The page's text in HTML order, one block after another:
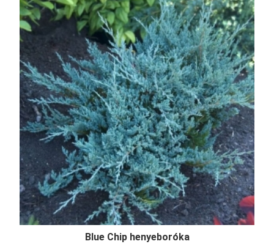
Blue Chip henyeboróka